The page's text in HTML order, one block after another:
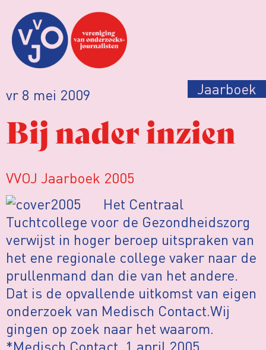
vr 8 mei 2009 Jaarboek
Bij nader inzien
VVOJ Jaarboek 2005
Het Centraal
Tuchtcollege voor de Gezondheidszorg
verwijst in hoger beroep uitspraken van
het ene regionale college vaker naar de
prullenmand dan die van het andere.
Dat is de opvallende uitkomst van eigen
onderzoek van Medisch Contact.Wij
gingen op zoek naar het waarom.
*Medisch Contact, 1 april 2005